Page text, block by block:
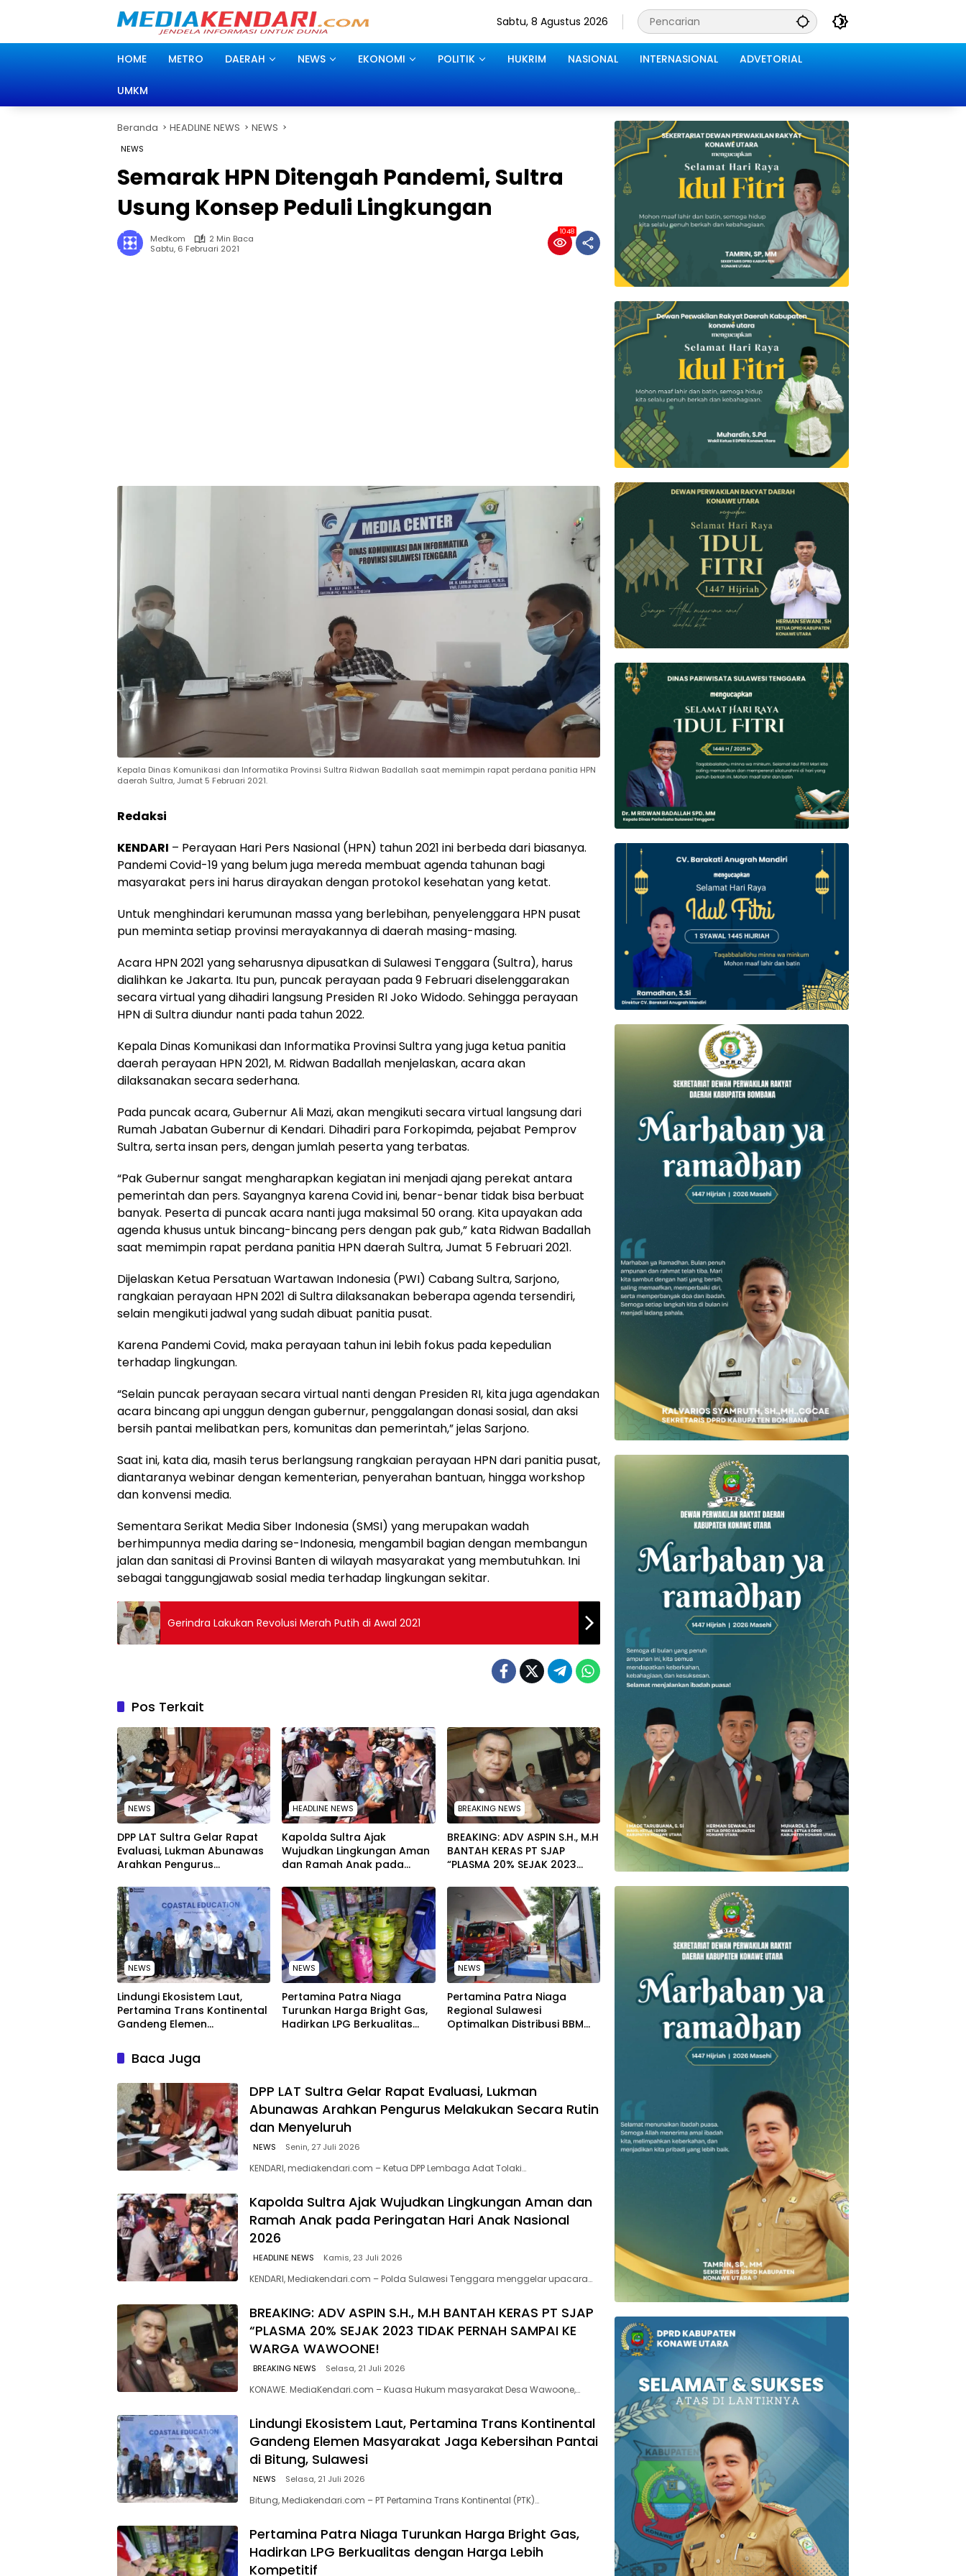
Sabtu, 8 Agustus 2026
HOME METRO DAERAH NEWS EKONOMI POLITIK HUKRIM NASIONAL INTERNASIONAL ADVETORIAL
UMKM
Beranda HEADLINE NEWS NEWS
NEWS
Semarak HPN Ditengah Pandemi, Sultra
Usung Konsep Peduli Lingkungan
Medkom
2 Min Baca
Sabtu, 6 Februari 2021
1048
Kepala Dinas Komunikasi dan Informatika Provinsi Sultra Ridwan Badallah saat memimpin rapat perdana panitia HPN
daerah Sultra, Jumat 5 Februari 2021.
Redaksi
KENDARI – Perayaan Hari Pers Nasional (HPN) tahun 2021 ini berbeda dari biasanya.
Pandemi Covid-19 yang belum juga mereda membuat agenda tahunan bagi
masyarakat pers ini harus dirayakan dengan protokol kesehatan yang ketat.
Untuk menghindari kerumunan massa yang berlebihan, penyelenggara HPN pusat
pun meminta setiap provinsi merayakannya di daerah masing-masing.
Acara HPN 2021 yang seharusnya dipusatkan di Sulawesi Tenggara (Sultra), harus
dialihkan ke Jakarta. Itu pun, puncak perayaan pada 9 Februari diselenggarakan
secara virtual yang dihadiri langsung Presiden RI Joko Widodo. Sehingga perayaan
HPN di Sultra diundur nanti pada tahun 2022.
Kepala Dinas Komunikasi dan Informatika Provinsi Sultra yang juga ketua panitia
daerah perayaan HPN 2021, M. Ridwan Badallah menjelaskan, acara akan
dilaksanakan secara sederhana.
Pada puncak acara, Gubernur Ali Mazi, akan mengikuti secara virtual langsung dari
Rumah Jabatan Gubernur di Kendari. Dihadiri para Forkopimda, pejabat Pemprov
Sultra, serta insan pers, dengan jumlah peserta yang terbatas.
“Pak Gubernur sangat mengharapkan kegiatan ini menjadi ajang perekat antara
pemerintah dan pers. Sayangnya karena Covid ini, benar-benar tidak bisa berbuat
banyak. Peserta di puncak acara nanti juga maksimal 50 orang. Kita upayakan ada
agenda khusus untuk bincang-bincang pers dengan pak gub,” kata Ridwan Badallah
saat memimpin rapat perdana panitia HPN daerah Sultra, Jumat 5 Februari 2021.
Dijelaskan Ketua Persatuan Wartawan Indonesia (PWI) Cabang Sultra, Sarjono,
rangkaian perayaan HPN 2021 di Sultra dilaksanakan beberapa agenda tersendiri,
selain mengikuti jadwal yang sudah dibuat panitia pusat.
Karena Pandemi Covid, maka perayaan tahun ini lebih fokus pada kepedulian
terhadap lingkungan.
“Selain puncak perayaan secara virtual nanti dengan Presiden RI, kita juga agendakan
acara bincang api unggun dengan gubernur, penggalangan donasi sosial, dan aksi
bersih pantai melibatkan pers, komunitas dan pemerintah,” jelas Sarjono.
Saat ini, kata dia, masih terus berlangsung rangkaian perayaan HPN dari panitia pusat,
diantaranya webinar dengan kementerian, penyerahan bantuan, hingga workshop
dan konvensi media.
Sementara Serikat Media Siber Indonesia (SMSI) yang merupakan wadah
berhimpunnya media daring se-Indonesia, mengambil bagian dengan membangun
jalan dan sanitasi di Provinsi Banten di wilayah masyarakat yang membutuhkan. Ini
sebagai tanggungjawab sosial media terhadap lingkungan sekitar.
Gerindra Lakukan Revolusi Merah Putih di Awal 2021
Pos Terkait
NEWS
‎DPP LAT Sultra Gelar Rapat
Evaluasi, Lukman Abunawas
Arahkan Pengurus
Menyeluruh
HEADLINE NEWS
Kapolda Sultra Ajak
Wujudkan Lingkungan Aman
dan Ramah Anak pada
Nasional 2026
BREAKING NEWS
BREAKING: ADV ASPIN S.H., M.H
BANTAH KERAS PT SJAP
“PLASMA 20% SEJAK 2023
WARGA WAWOONE!
NEWS
Lindungi Ekosistem Laut,
Pertamina Trans Kontinental
Gandeng Elemen
Kebersihan Pantai di Bitung,
Sulawesi
NEWS
Pertamina Patra Niaga
Turunkan Harga Bright Gas,
Hadirkan LPG Berkualitas
NEWS
Pertamina Patra Niaga
Regional Sulawesi
Optimalkan Distribusi BBM
Baca Juga
‎DPP LAT Sultra Gelar Rapat Evaluasi, Lukman
Abunawas Arahkan Pengurus Melakukan Secara Rutin
dan Menyeluruh
NEWS Senin, 27 Juli 2026
KENDARI, mediakendari.com – Ketua DPP Lembaga Adat Tolaki…
Kapolda Sultra Ajak Wujudkan Lingkungan Aman dan
Ramah Anak pada Peringatan Hari Anak Nasional
2026
HEADLINE NEWS Kamis, 23 Juli 2026
KENDARI, Mediakendari.com – Polda Sulawesi Tenggara menggelar upacara…
BREAKING: ADV ASPIN S.H., M.H BANTAH KERAS PT SJAP
“PLASMA 20% SEJAK 2023 TIDAK PERNAH SAMPAI KE
WARGA WAWOONE!
BREAKING NEWS Selasa, 21 Juli 2026
KONAWE. MediaKendari.com – Kuasa Hukum masyarakat Desa Wawoone,…
Lindungi Ekosistem Laut, Pertamina Trans Kontinental
Gandeng Elemen Masyarakat Jaga Kebersihan Pantai
di Bitung, Sulawesi
NEWS Selasa, 21 Juli 2026
Bitung, Mediakendari.com – PT Pertamina Trans Kontinental (PTK)…
Pertamina Patra Niaga Turunkan Harga Bright Gas,
Hadirkan LPG Berkualitas dengan Harga Lebih
Kompetitif